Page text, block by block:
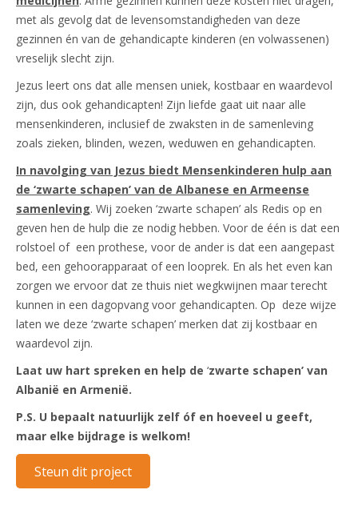
met als gevolg dat de levensomstandigheden van deze
gezinnen én van de gehandicapte kinderen (en volwassenen)
vreselijk slecht zijn.
Jezus leert ons dat alle mensen uniek, kostbaar en waardevol
zijn, dus ook gehandicapten! Zijn liefde gaat uit naar alle
mensenkinderen, inclusief de zwaksten in de samenleving
zoals zieken, blinden, wezen, weduwen en gehandicapten.
In navolging van Jezus biedt Mensenkinderen hulp aan
de ‘zwarte schapen’ van de Albanese en Armeense
samenleving. Wij zoeken ‘zwarte schapen’ als Redis op en
geven hen de hulp die ze nodig hebben. Voor de één is dat een
rolstoel of een prothese, voor de ander is dat een aangepast
bed, een gehoorapparaat of een looprek. En als het even kan
zorgen we ervoor dat ze thuis niet wegkwijnen maar terecht
kunnen in een dagopvang voor gehandicapten. Op deze wijze
laten we deze ‘zwarte schapen’ merken dat zij kostbaar en
waardevol zijn.
Laat uw hart spreken en help de ‘zwarte schapen’ van
Albanië en Armenië.
P.S. U bepaalt natuurlijk zelf óf en hoeveel u geeft,
maar elke bijdrage is welkom!
Steun dit project